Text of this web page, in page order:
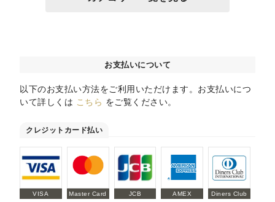
お支払いについて
以下のお支払い方法をご利用いただけます。お支払いにつ
いて詳しくは こちら をご覧ください。
クレジットカード払い
VISA Master Card JCB AMEX Diners Club